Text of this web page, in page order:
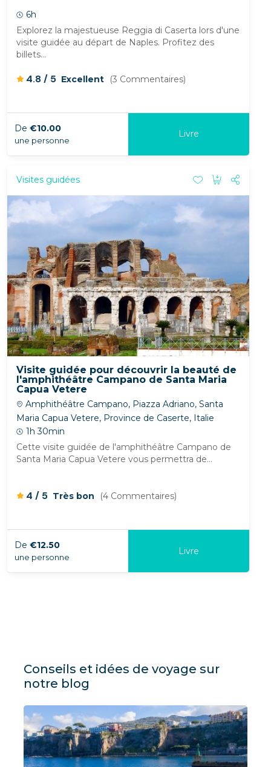
6h
Explorez la majestueuse Reggia di Caserta lors d'une
visite guidée au départ de Naples. Profitez des
billets...
4.8 / 5 Excellent (3 Commentaires)
De €10.00
une personne
Livre
Visites guidées
Visite guidée pour découvrir la beauté de
l'amphithéâtre Campano de Santa Maria
Capua Vetere
Amphithéâtre Campano, Piazza Adriano, Santa
Maria Capua Vetere, Province de Caserte, Italie
1h 30min
Cette visite guidée de l'amphithéâtre Campano de
Santa Maria Capua Vetere vous permettra de...
4 / 5 Très bon (4 Commentaires)
De €12.50
une personne
Livre
Conseils et idées de voyage sur
notre blog